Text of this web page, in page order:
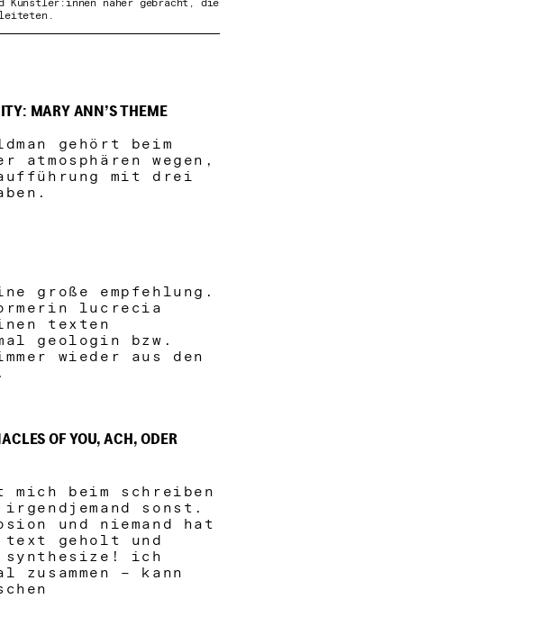
Künstler:innen näher gebracht, die
MARY ANN’S THEME
gehört beim
atmosphären wegen,
mit drei
große empfehlung.
lucrecia
texten
geologin bzw.
wieder aus den
OF YOU, ACH, ODER
beim schreiben
sonst.
und niemand hat
geholt und
synthesize! ich
– kann